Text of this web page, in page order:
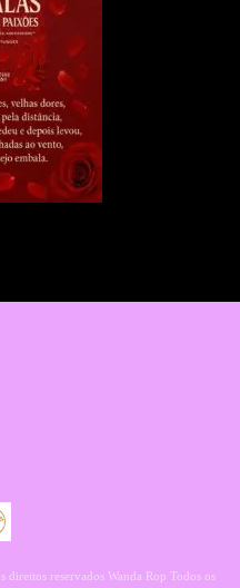
reservados Wanda Rop Todos os